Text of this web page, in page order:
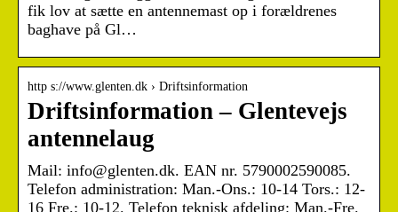
fik lov at sætte en antennemast op i forældrenes
baghave på Gl…
http s://www.glenten.dk › Driftsinformation
Driftsinformation – Glentevejs
antennelaug
Mail: info@glenten.dk. EAN nr. 5790002590085.
Telefon administration: Man.-Ons.: 10-14 Tors.: 12-
16 Fre.: 10-12. Telefon teknisk afdeling: Man.-Fre.